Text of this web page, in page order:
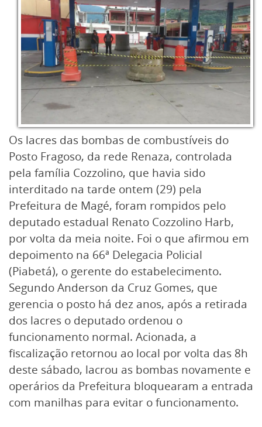
Os lacres das bombas de combustíveis do
Posto Fragoso, da rede Renaza, controlada
pela família Cozzolino, que havia sido
interditado na tarde ontem (29) pela
Prefeitura de Magé, foram rompidos pelo
deputado estadual Renato Cozzolino Harb,
por volta da meia noite. Foi o que afirmou em
depoimento na 66ª Delegacia Policial
(Piabetá), o gerente do estabelecimento.
Segundo Anderson da Cruz Gomes, que
gerencia o posto há dez anos, após a retirada
dos lacres o deputado ordenou o
funcionamento normal. Acionada, a
fiscalização retornou ao local por volta das 8h
deste sábado, lacrou as bombas novamente e
operários da Prefeitura bloquearam a entrada
com manilhas para evitar o funcionamento.